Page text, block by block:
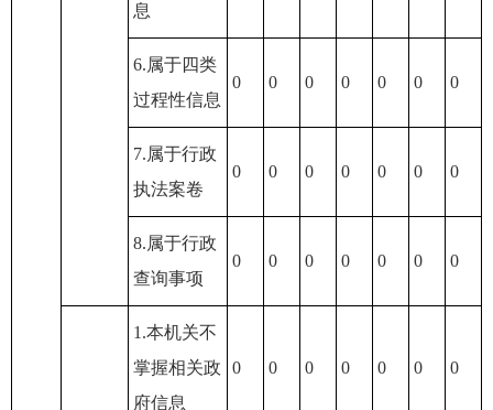
息
6.属于四类
过程性信息
0 0 0 0 0 0 0
7.属于行政
执法案卷
0 0 0 0 0 0 0
8.属于行政
查询事项
0 0 0 0 0 0 0
1.本机关不
掌握相关政
府信息
0 0 0 0 0 0 0